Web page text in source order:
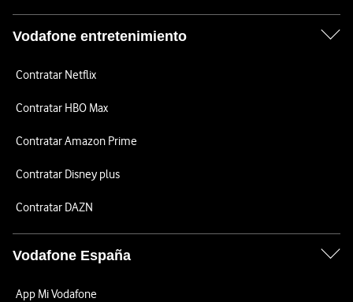
Vodafone entretenimiento
Contratar Netflix
Contratar HBO Max
Contratar Amazon Prime
Contratar Disney plus
Contratar DAZN
Vodafone España
App Mi Vodafone